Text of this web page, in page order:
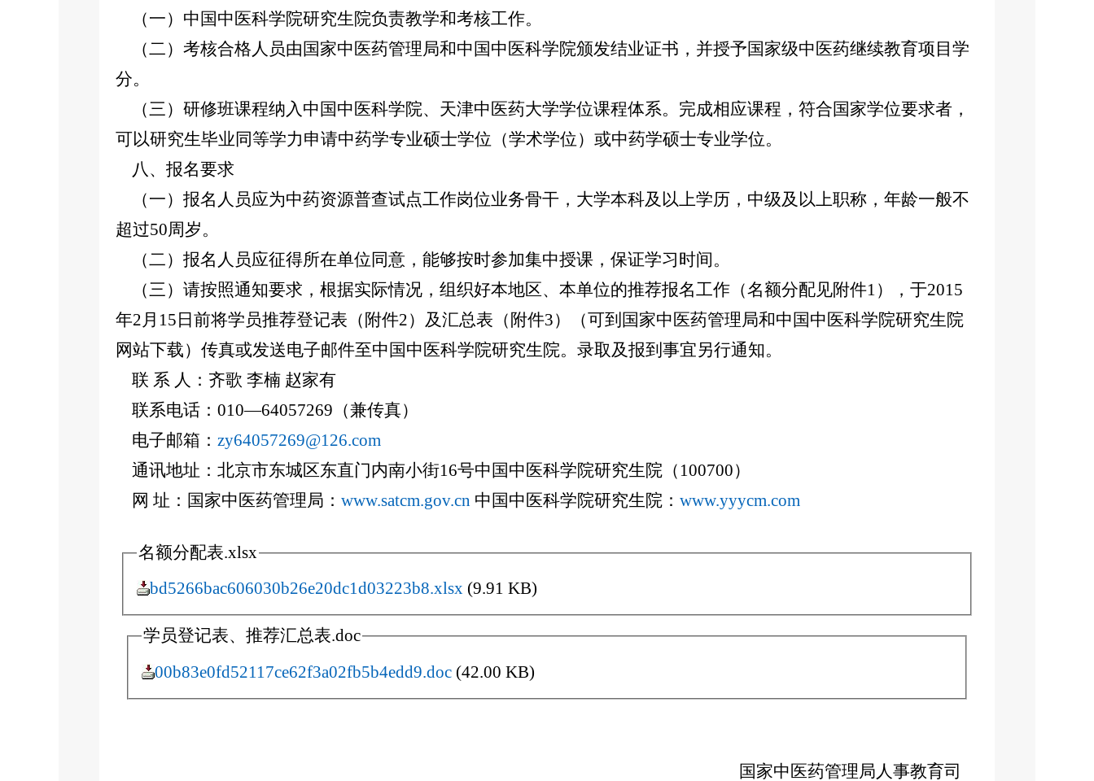
（一）中国中医科学院研究生院负责教学和考核工作。
（二）考核合格人员由国家中医药管理局和中国中医科学院颁发结业证书，并授予国家级中医药继续教育项目学
分。
（三）研修班课程纳入中国中医科学院、天津中医药大学学位课程体系。完成相应课程，符合国家学位要求者，
可以研究生毕业同等学力申请中药学专业硕士学位（学术学位）或中药学硕士专业学位。
八、报名要求
（一）报名人员应为中药资源普查试点工作岗位业务骨干，大学本科及以上学历，中级及以上职称，年龄一般不
超过50周岁。
（二）报名人员应征得所在单位同意，能够按时参加集中授课，保证学习时间。
（三）请按照通知要求，根据实际情况，组织好本地区、本单位的推荐报名工作（名额分配见附件1），于2015
年2月15日前将学员推荐登记表（附件2）及汇总表（附件3）（可到国家中医药管理局和中国中医科学院研究生院
网站下载）传真或发送电子邮件至中国中医科学院研究生院。录取及报到事宜另行通知。
联 系 人：齐歌 李楠 赵家有
联系电话：010—64057269（兼传真）
电子邮箱： zy64057269@126.com
通讯地址：北京市东城区东直门内南小街16号中国中医科学院研究生院（100700）
网 址：国家中医药管理局： www.satcm.gov.cn 中国中医科学院研究生院： www.yyycm.com
名额分配表.xlsx
bd5266bac606030b26e20dc1d03223b8.xlsx(9.91 KB)
学员登记表、推荐汇总表.doc
00b83e0fd52117ce62f3a02fb5b4edd9.doc(42.00 KB)
国家中医药管理局人事教育司